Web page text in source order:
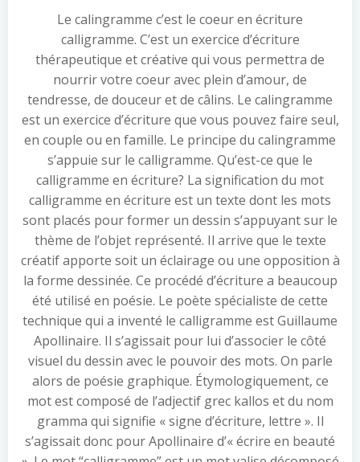
Le calingramme c’est le coeur en écriture
calligramme. C’est un exercice d’écriture
thérapeutique et créative qui vous permettra de
nourrir votre coeur avec plein d’amour, de
tendresse, de douceur et de câlins. Le calingramme
est un exercice d’écriture que vous pouvez faire seul,
en couple ou en famille. Le principe du calingramme
s’appuie sur le calligramme. Qu’est-ce que le
calligramme en écriture? La signification du mot
calligramme en écriture est un texte dont les mots
sont placés pour former un dessin s’appuyant sur le
thème de l’objet représenté. Il arrive que le texte
créatif apporte soit un éclairage ou une opposition à
la forme dessinée. Ce procédé d’écriture a beaucoup
été utilisé en poésie. Le poète spécialiste de cette
technique qui a inventé le calligramme est Guillaume
Apollinaire. Il s’agissait pour lui d’associer le côté
visuel du dessin avec le pouvoir des mots. On parle
alors de poésie graphique. Étymologiquement, ce
mot est composé de l’adjectif grec kallos et du nom
gramma qui signifie « signe d’écriture, lettre ». Il
s’agissait donc pour Apollinaire d’« écrire en beauté